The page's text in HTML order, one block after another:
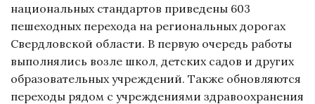
национальных стандартов приведены 603
пешеходных перехода на региональных дорогах
Свердловской области. В первую очередь работы
выполнялись возле школ, детских садов и других
образовательных учреждений. Также обновляются
переходы рядом с учреждениями здравоохранения